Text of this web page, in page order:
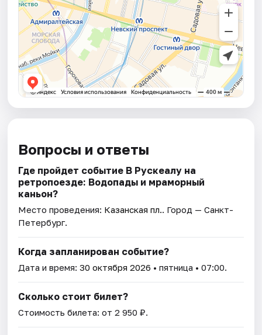
Вопросы и ответы
Где пройдет событие В Рускеалу на
ретропоезде: Водопады и мраморный
каньон?
Место проведения: Казанская пл.. Город — Санкт-
Петербург.
Когда запланирован событие?
Дата и время:30 октября 2026 • пятница • 07:00.
Сколько стоит билет?
Стоимость билета: от 2 950 ₽.